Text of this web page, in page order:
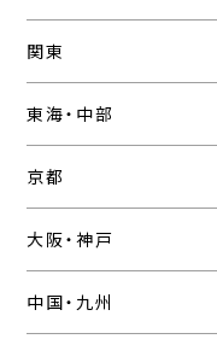
関東
東海・中部
京都
大阪・神戸
中国・九州